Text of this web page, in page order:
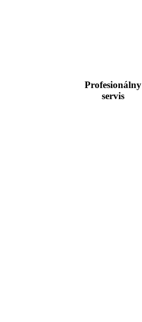
Profesionálny
servis